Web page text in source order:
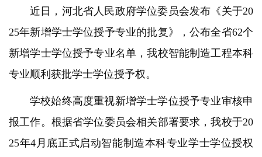
近日，河北省人民政府学位委员会发布《关于20
25年新增学士学位授予专业的批复》，公布全省62个
新增学士学位授予专业名单，我校智能制造工程本科
专业顺利获批学士学位授予权。
学校始终高度重视新增学士学位授予专业审核申
报工作。根据省学位委员会相关部署要求，我校于20
25年4月底正式启动智能制造本科专业学士学位授权